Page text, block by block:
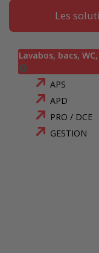
Les
Lavabos, bacs,
APS
APD
PRO / DCE
GESTION